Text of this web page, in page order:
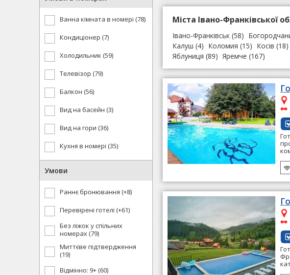
Ванна кімната в номері (78)
Кондиціонер (7)
Холодильник (59)
Телевізор (79)
Балкон (56)
Вид на басейн (3)
Вид на гори (36)
Кухня в номері (35)
Умови
Раннє бронювання (+8)
Перевірені готелі (+61)
Без ліжок у спільних
номерах (79)
Миттєве підтвердження
(19)
Відмінно: 9+ (60)
Міста Івано-Франківської
Івано-Франківськ(58)
Калуш (4) Коломия (15) Косів (18)
Яблуниця (89) Яремче (167)
~
~